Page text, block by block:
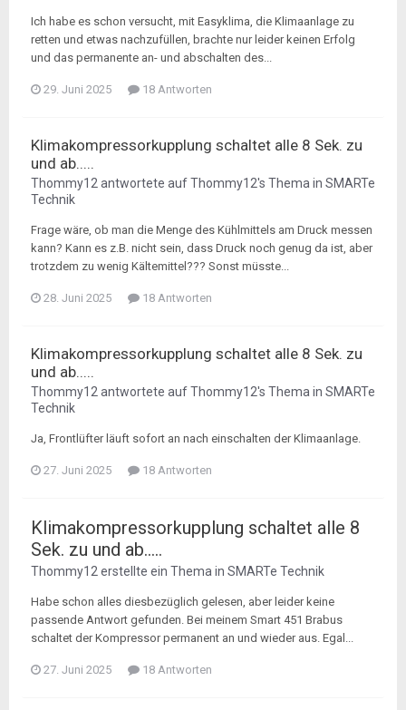
Ich habe es schon versucht, mit Easyklima, die Klimaanlage zu
retten und etwas nachzufüllen, brachte nur leider keinen Erfolg
und das permanente an- und abschalten des...
29. Juni 2025 18 Antworten
Klimakompressorkupplung schaltet alle 8 Sek. zu
und ab.....
Thommy12 antwortete aufThommy12's Thema in SMARTe
Technik
Frage wäre, ob man die Menge des Kühlmittels am Druck messen
kann? Kann es z.B. nicht sein, dass Druck noch genug da ist, aber
trotzdem zu wenig Kältemittel??? Sonst müsste...
28. Juni 2025 18 Antworten
Klimakompressorkupplung schaltet alle 8 Sek. zu
und ab.....
Thommy12 antwortete aufThommy12's Thema in SMARTe
Technik
Ja, Frontlüfter läuft sofort an nach einschalten der Klimaanlage.
27. Juni 2025 18 Antworten
Klimakompressorkupplung schaltet alle 8
Sek. zu und ab.....
Thommy12 erstellte ein Thema in SMARTe Technik
Habe schon alles diesbezüglich gelesen, aber leider keine
passende Antwort gefunden. Bei meinem Smart 451 Brabus
schaltet der Kompressor permanent an und wieder aus. Egal...
27. Juni 2025 18 Antworten